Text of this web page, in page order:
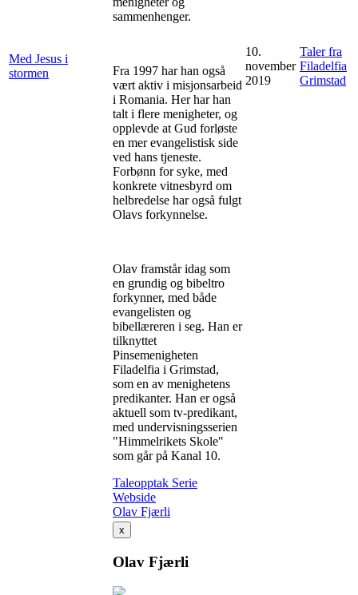
Med Jesus i
stormen
sammenhenger.
Fra 1997 har han også
vært aktiv i misjonsarbeid
i Romania. Her har han
talt i flere menigheter, og
opplevde at Gud forløste
en mer evangelistisk side
ved hans tjeneste.
Forbønn for syke, med
konkrete vitnesbyrd om
helbredelse har også fulgt
Olavs forkynnelse.
Olav framstår idag som
en grundig og bibeltro
forkynner, med både
evangelisten og
bibellæreren i seg. Han er
tilknyttet
Pinsemenigheten
Filadelfia i Grimstad,
som en av menighetens
predikanter. Han er også
aktuell som tv-predikant,
med undervisningsserien
"Himmelrikets Skole"
som går på Kanal 10.
Taleopptak Serie
Webside
Olav Fjærli
10.
november
2019
Taler fra
Filadelfia
Grimstad
x
Olav Fjærli